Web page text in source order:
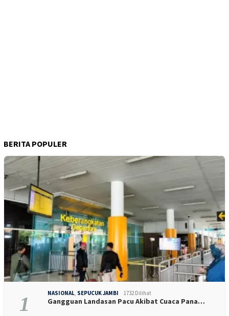
BERITA POPULER
1 NASIONAL SEPUCUK JAMBI 1732 Dilihat
Gangguan Landasan Pacu Akibat Cuaca Pana…